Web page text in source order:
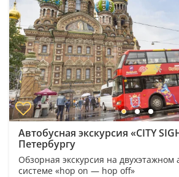
Автобусная экскурсия «CITY
Петербургу
Обзорная экскурсия на двухэтажном
системе «hop on — hop off»